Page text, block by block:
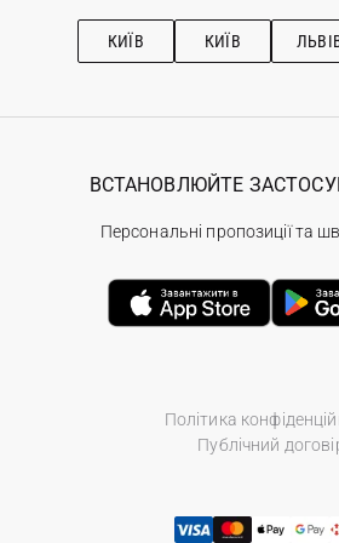
Рекомендації з
КИЇВ КИЇВ
Політика
Публічний
ВСТАНОВЛЮЙТЕ
Персональні пропозиції та